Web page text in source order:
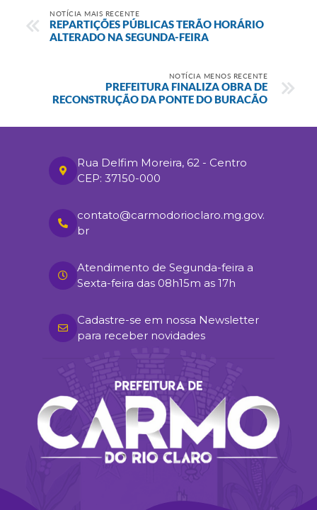
NOTÍCIA MAIS RECENTE
REPARTIÇÕES PÚBLICAS TERÃO HORÁRIO
ALTERADO NA SEGUNDA-FEIRA
NOTÍCIA MENOS RECENTE
PREFEITURA FINALIZA OBRA DE
RECONSTRUÇÃO DA PONTE DO BURACÃO
Rua Delfim Moreira, 62 - Centro
CEP: 37150-000
contato@carmodorioclaro.mg.gov.
br
Atendimento de Segunda-feira a
Sexta-feira das 08h15m as 17h
Cadastre-se em nossa Newsletter
para receber novidades